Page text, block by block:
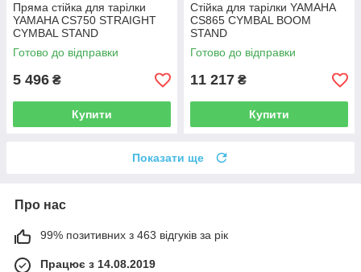
Пряма стійка для тарілки
YAMAHA CS750 STRAIGHT
CYMBAL STAND
Готово до відправки
5 496 ₴
Купити
Стійка для тарілки YAMAHA
CS865 CYMBAL BOOM
STAND
Готово до відправки
11 217 ₴
Купити
Показати ще
Про нас
99% позитивних з 463 відгуків за рік
Працює з 14.08.2019